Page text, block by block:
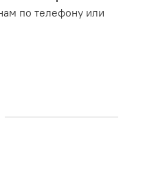
по телефону или